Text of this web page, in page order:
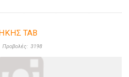
ΤΑΒ
Προβολές: 3198